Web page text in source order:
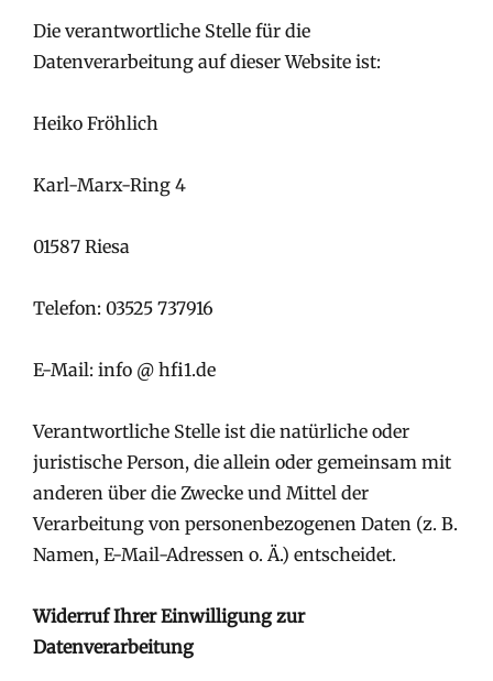
Die verantwortliche Stelle für die
Datenverarbeitung auf dieser Website ist:
Heiko Fröhlich
Karl-Marx-Ring 4
01587 Riesa
Telefon: 03525 737916
E-Mail: info @ hfi1.de
Verantwortliche Stelle ist die natürliche oder
juristische Person, die allein oder gemeinsam mit
anderen über die Zwecke und Mittel der
Verarbeitung von personenbezogenen Daten (z. B.
Namen, E-Mail-Adressen o. Ä.) entscheidet.
Widerruf Ihrer Einwilligung zur
Datenverarbeitung